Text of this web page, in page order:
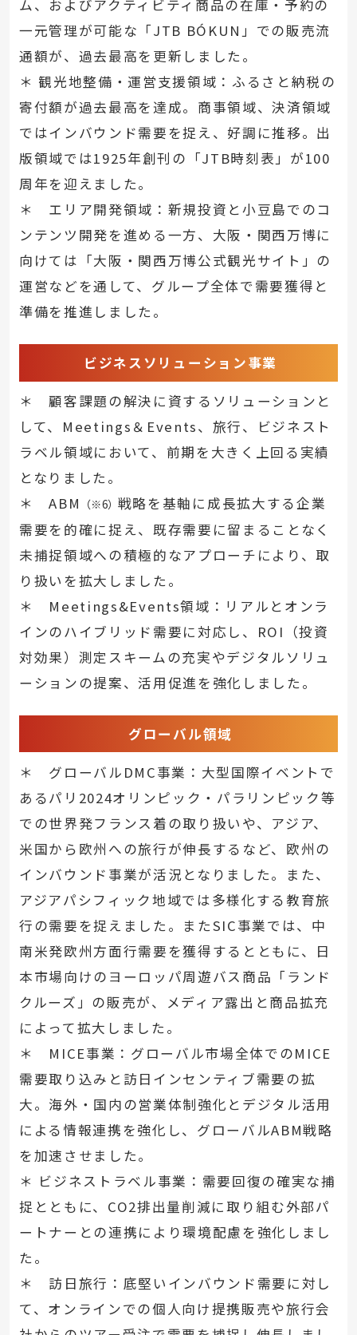
ム、およびアクティビティ商品の在庫・予約の
一元管理が可能な「JTB BÓKUN」での販売流
通額が、過去最高を更新しました。
＊ 観光地整備・運営支援領域：ふるさと納税の
寄付額が過去最高を達成。商事領域、決済領域
ではインバウンド需要を捉え、好調に推移。出
版領域では1925年創刊の「JTB時刻表」が100
周年を迎えました。
＊ エリア開発領域：新規投資と小豆島でのコ
ンテンツ開発を進める一方、大阪・関西万博に
向けては「大阪・関西万博公式観光サイト」の
運営などを通して、グループ全体で需要獲得と
準備を推進しました。
ビジネスソリューション事業
＊ 顧客課題の解決に資するソリューションと
して、Meetings＆Events、旅行、ビジネスト
ラベル領域において、前期を大きく上回る実績
となりました。
＊ ABM （※6） 戦略を基軸に成長拡大する企業
需要を的確に捉え、既存需要に留まることなく
未捕捉領域への積極的なアプローチにより、取
り扱いを拡大しました。
＊ Meetings&Events領域：リアルとオンラ
インのハイブリッド需要に対応し、ROI（投資
対効果）測定スキームの充実やデジタルソリュ
ーションの提案、活用促進を強化しました。
グローバル領域
＊ グローバルDMC事業：大型国際イベントで
あるパリ2024オリンピック・パラリンピック等
での世界発フランス着の取り扱いや、アジア、
米国から欧州への旅行が伸長するなど、欧州の
インバウンド事業が活況となりました。また、
アジアパシフィック地域では多様化する教育旅
行の需要を捉えました。またSIC事業では、中
南米発欧州方面行需要を獲得するとともに、日
本市場向けのヨーロッパ周遊バス商品「ランド
クルーズ」の販売が、メディア露出と商品拡充
によって拡大しました。
＊ MICE事業：グローバル市場全体でのMICE
需要取り込みと訪日インセンティブ需要の拡
大。海外・国内の営業体制強化とデジタル活用
による情報連携を強化し、グローバルABM戦略
を加速させました。
＊ ビジネストラベル事業：需要回復の確実な捕
捉とともに、CO2排出量削減に取り組む外部パ
ートナーとの連携により環境配慮を強化しまし
た。
＊ 訪日旅行：底堅いインバウンド需要に対し
て、オンラインでの個人向け提携販売や旅行会